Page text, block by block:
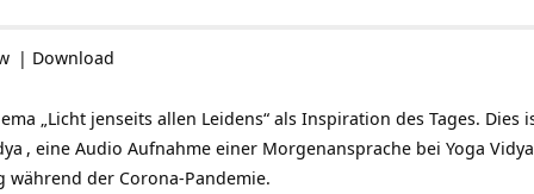
| Download
„Licht jenseits allen Leidens“ als Inspiration des Tages.
, eine Audio Aufnahme einer Morgenansprache bei Yoga
während der Corona-Pandemie.